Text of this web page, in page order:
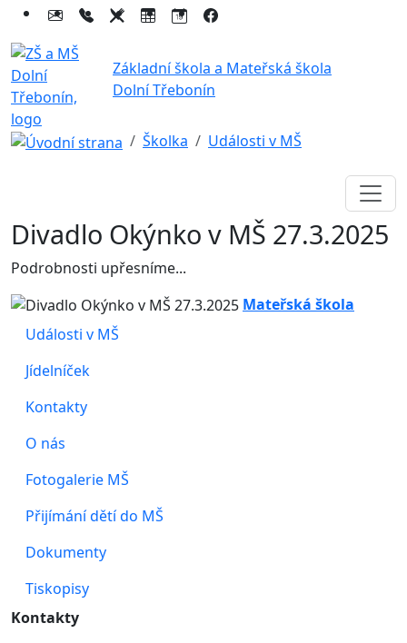
Základní škola a Mateřská škola
Dolní Třebonín
Školka Události v MŠ
Divadlo Okýnko v MŠ 27.3.2025
Podrobnosti upřesníme...
Mateřská škola
Události v MŠ
Jídelníček
Kontakty
O nás
Fotogalerie MŠ
Přijímání dětí do MŠ
Dokumenty
Tiskopisy
Kontakty